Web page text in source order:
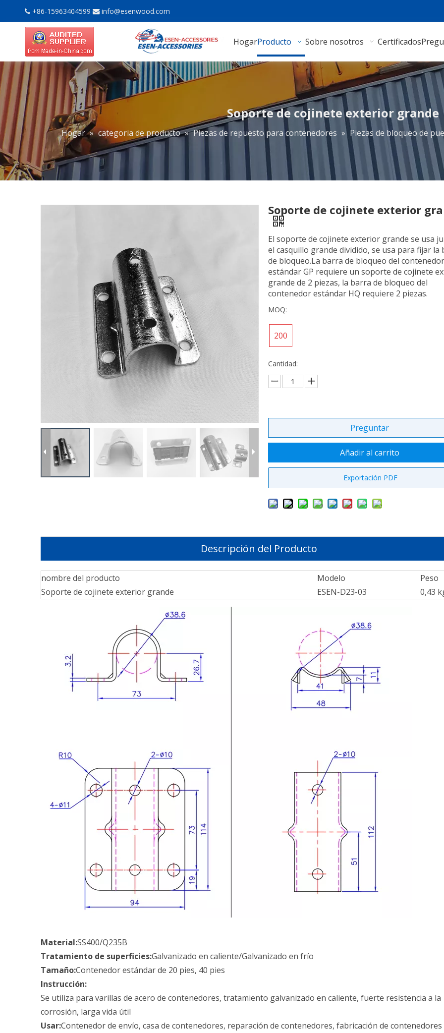
 +86-15963404599  info@esenwood.com
HogarProducto Sobre nosotros Certificados
Soporte de cojinete exterior grande
Hogar » categoria de producto » Piezas de repuesto para contenedores » Piezas de bloqueo de
Soporte de cojinete exterior
El soporte de cojinete exterior grande se usa
el casquillo grande dividido, se usa para fijar la
de bloqueo.La barra de bloqueo del contenedor
estándar GP requiere un soporte de cojinete
grande de 2 piezas, la barra de bloqueo del
contenedor estándar HQ requiere 2 piezas.
MOQ:
200
Cantidad:
Preguntar
Añadir al carrito
Exportación PDF
Descripción del Producto
nombre del producto Modelo
Peso
Soporte de cojinete exterior grande
ESEN-D23-03 0,43
Material:SS400/Q235B
Tratamiento de superficies:Galvanizado en caliente/Galvanizado en frío
Tamaño:Contenedor estándar de 20 pies, 40 pies
Instrucción:
Se utiliza para varillas de acero de contenedores, tratamiento galvanizado en caliente, fuerte resistencia a la
corrosión, larga vida útil
Usar:Contenedor de envío, casa de contenedores, reparación de contenedores, fabricación de contenedores